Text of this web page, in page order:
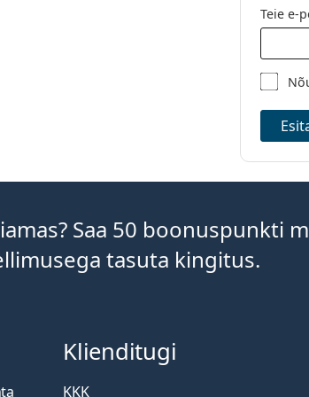
Teie e-
Saa 50 boonuspunkti
tasuta kingitus.
Klienditugi
KKK